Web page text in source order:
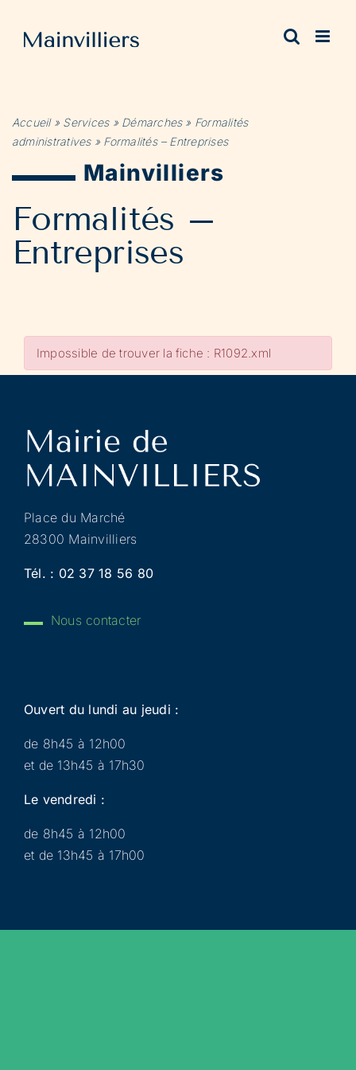
contenu
Accueil» Services» Démarches» Formalités
administratives» Formalités – Entreprises
Mainvilliers
Formalités –
Entreprises
Impossible de trouver la fiche : R1092.xml
Place du Marché
28300 Mainvilliers
Tél. : 02 37 18 56 80
Nous contacter
Ouvert du lundi au jeudi :
de 8h45 à 12h00
et de 13h45 à 17h30
Le vendredi :
de 8h45 à 12h00
et de 13h45 à 17h00